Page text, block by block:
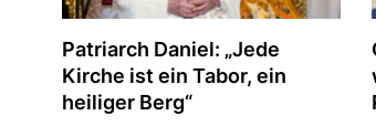
Patriarch Daniel: „Jede
Kirche ist ein Tabor, ein
heiliger Berg“